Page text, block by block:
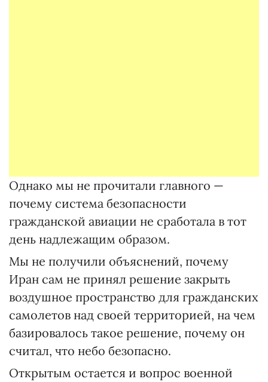
Однако мы не прочитали главного —
почему система безопасности
гражданской авиации не сработала в тот
день надлежащим образом.
Мы не получили объяснений, почему
Иран сам не принял решение закрыть
воздушное пространство для гражданских
самолетов над своей территорией, на чем
базировалось такое решение, почему он
считал, что небо безопасно.
Открытым остается и вопрос военной